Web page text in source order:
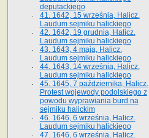
deputackiego
41. 1642, 15 września, Halicz.
Laudum sejmiku halickiego
42. 1642, 19 grudnia, Halicz.
Laudum sejmiku halickiego
43. 1643, 4 maja, Halicz.
Laudum sejmiku halickiego
44. 1643, 14 września, Halicz.
Laudum sejmiku halickiego
45. 1645, 7 października, Halicz.
Protest wojewody podolskiego z
powodu wyprawiania burd na
sejmiku halickim
46. 1646, 6 września, Halicz.
Laudum sejmiku halickiego
47. 1646, 6 września, Halicz.